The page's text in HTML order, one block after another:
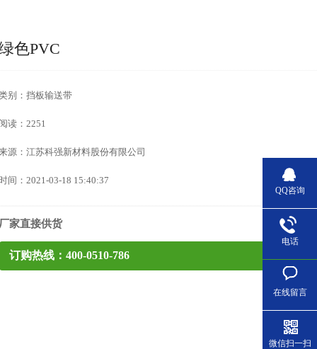
色PVC
别：挡板输送带
读：2251
源：江苏科强新材料股份有限公司
间：2021-03-18 15:40:37
家直接供货
订购热线：400-0510-786
QQ咨询
电话
在线留言
微信扫一扫